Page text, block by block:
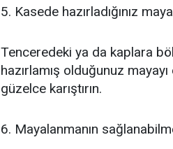
5. Kasede hazırladığınız
Tenceredeki ya da kaplara
hazırlamış olduğunuz
güzelce karıştırın.
6. Mayalanmanın